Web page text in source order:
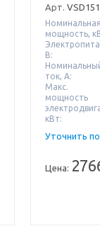
Арт.
Номинальная
мощность,
В:
ток, А:
Макс.
мощность
кВт:
Уточнить
Цена: